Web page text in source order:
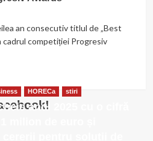
an consecutiv titlul de „Best
cadrul competiției Progresiv
HORECa stiri
anul 2025 cu o cifră
milion de euro și